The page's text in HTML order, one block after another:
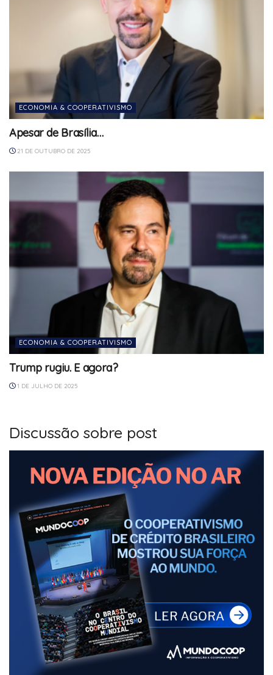
ECONOMIA & COOPERATIVISMO
Apesar de Brasília…
21 DE OUTUBRO DE 2025
ECONOMIA & COOPERATIVISMO
Trump rugiu. E agora?
1 DE JULHO DE 2025
Discussão sobre post